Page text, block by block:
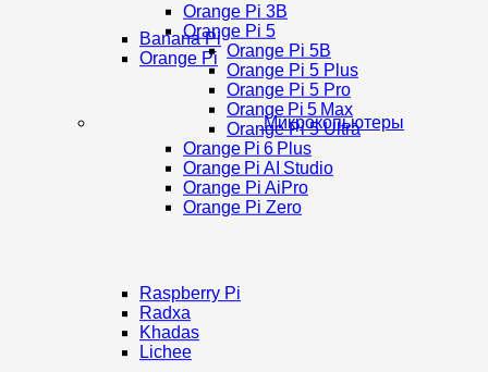
Микрокопьютеры
Banana Pi
Orange Pi
Orange Pi 3B
Orange Pi 5
Orange Pi 5B
Orange Pi 5 Plus
Orange Pi 5 Pro
Orange Pi 5 Max
Orange Pi 5 Ultra
Orange Pi 6 Plus
Orange Pi AI Studio
Orange Pi AiPro
Orange Pi Zero
Raspberry Pi
Radxa
Khadas
Lichee